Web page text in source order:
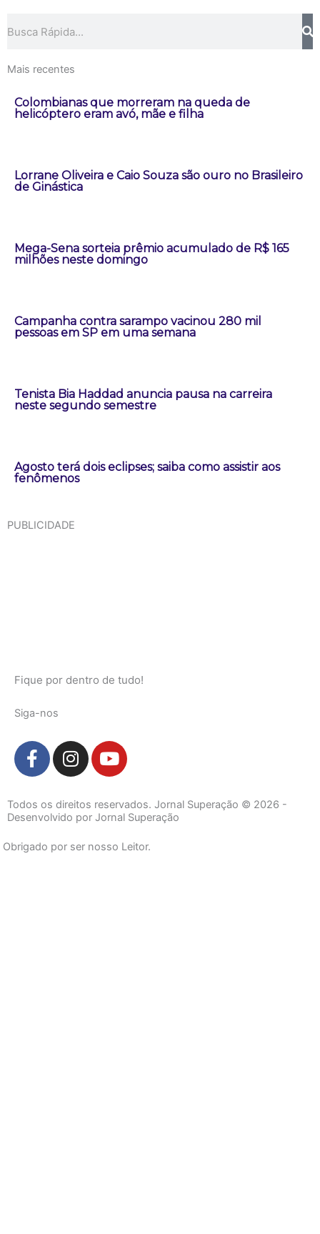
Mais recentes
Colombianas que morreram na queda de
helicóptero eram avó, mãe e filha
Lorrane Oliveira e Caio Souza são ouro no Brasileiro
de Ginástica
Mega-Sena sorteia prêmio acumulado de R$ 165
milhões neste domingo
Campanha contra sarampo vacinou 280 mil
pessoas em SP em uma semana
Tenista Bia Haddad anuncia pausa na carreira
neste segundo semestre
Agosto terá dois eclipses; saiba como assistir aos
fenômenos
PUBLICIDADE
Fique por dentro de tudo!
Siga-nos
F
a
e
b
o
o
I
n
t
a
r
Y
o
t
u
e
Todos os direitos reservados. Jornal Superação © 2026 -
Desenvolvido por Jornal Superação
Obrigado por ser nosso Leitor.